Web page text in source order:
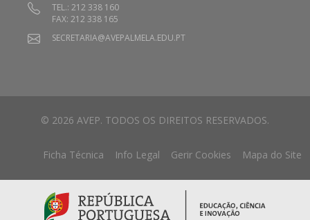
TEL.: 212 338 160
FAX: 212 338 165
SECRETARIA@AVEPALMELA.EDU.PT
© 2026 AVEP. TODOS OS DIREITOS RESERVADOS.
Ficha Técnica Info Legal Gerir Cookies Mapa do Site